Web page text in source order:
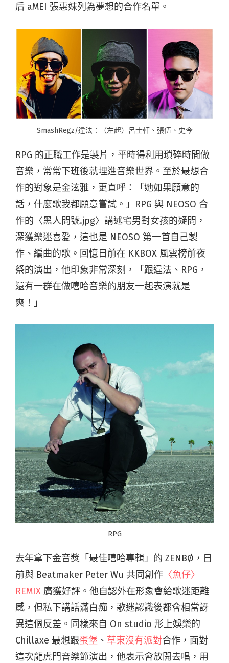
后 aMEI 張惠妹列為夢想的合作名單。
SmashRegz/違法：（左起）呂士軒、張伍、史今
RPG 的正職工作是製片，平時得利用瑣碎時間做
音樂，常常下班後就埋進音樂世界。至於最想合
作的對象是金泫雅，更直呼：「她如果願意的
話，什麼歌我都願意嘗試。」RPG 與 NEOSO 合
作的〈黑人問號.jpg〉講述宅男對女孩的疑問，
深獲樂迷喜愛，這也是 NEOSO 第一首自己製
作、編曲的歌。回憶日前在 KKBOX 風雲榜前夜
祭的演出，他印象非常深刻，「跟違法、RPG，
還有一群在做嘻哈音樂的朋友一起表演就是
爽！」
RPG
去年拿下金音獎「最佳嘻哈專輯」的 ZENBØ，日
前與 Beatmaker Peter Wu 共同創作 〈魚仔〉
REMIX 廣獲好評。他自認外在形象會給歌迷距離
感，但私下講話滿白痴，歌迷認識後都會相當訝
異這個反差。同樣來自 On studio 形上娛樂的
Chillaxe 最想跟蛋堡 、 草東沒有派對合作，面對
這次龍虎門音樂節演出，他表示會放開去唱，用